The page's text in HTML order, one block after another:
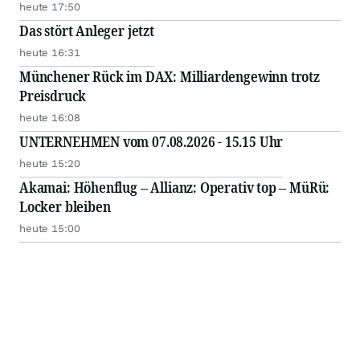
heute 17:50
Das stört Anleger jetzt
heute 16:31
Münchener Rück im DAX: Milliardengewinn trotz
Preisdruck
heute 16:08
UNTERNEHMEN vom 07.08.2026 - 15.15 Uhr
heute 15:20
Akamai: Höhenflug – Allianz: Operativ top – MüRü:
Locker bleiben
heute 15:00